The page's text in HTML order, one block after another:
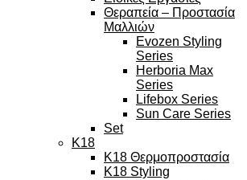
Θεραπεία – Προστασία
Μαλλιών
Evozen Styling
Series
Herboria Max
Series
Lifebox Series
Sun Care Series
Set
K18
K18 Θερμοπροστασία
K18 Styling